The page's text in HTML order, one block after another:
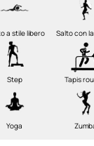
a stile libero Salto con
Step Tapis
Yoga